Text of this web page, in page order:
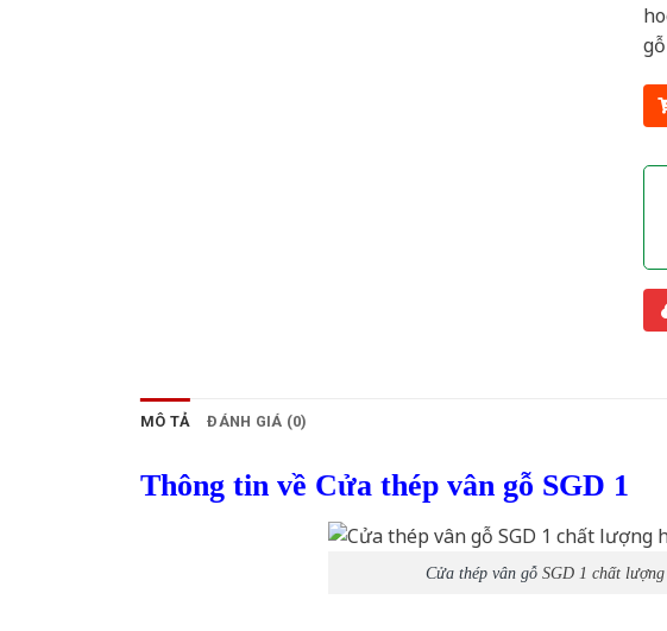
MÔ TẢ ĐÁNH GIÁ (0)
Thông tin về Cửa thép vân gỗ SGD 1
Cửa thép vân gỗSGD 1 chất lượng